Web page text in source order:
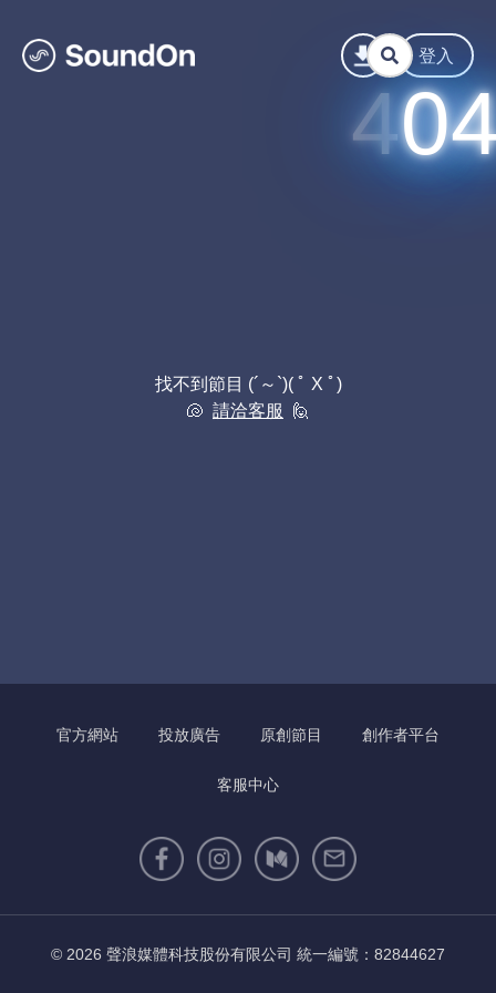
登入
找不到節目 (´～`)( ﾟ Χ ﾟ)
🐚 請洽客服 🙋
官方網站 投放廣告 原創節目 創作者平台
客服中心
© 2026 聲浪媒體科技股份有限公司 統一編號：82844627